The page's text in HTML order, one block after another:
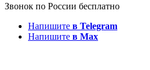
Звонок по России бесплатно
Напишите в Telegram
Напишите в Max